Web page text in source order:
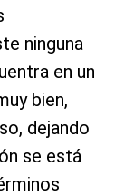
ninguna
en un
bien,
dejando
se está